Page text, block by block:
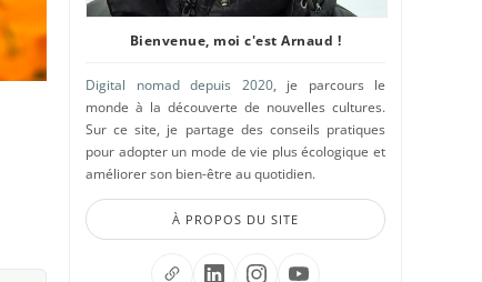
Bienvenue, moi c'est Arnaud !
Digital nomad depuis 2020, je parcours le
monde à la découverte de nouvelles cultures.
Sur ce site, je partage des conseils pratiques
pour adopter un mode de vie plus écologique et
améliorer son bien-être au quotidien.
À PROPOS DU SITE